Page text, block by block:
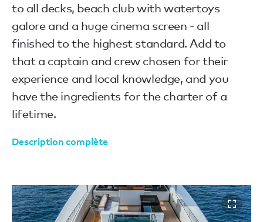
to all decks, beach club with watertoys
galore and a huge cinema screen - all
finished to the highest standard. Add to
that a captain and crew chosen for their
experience and local knowledge, and you
have the ingredients for the charter of a
lifetime.
Description complète